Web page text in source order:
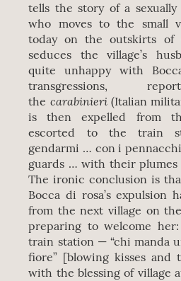
tells the story of a
who moves to the small
today on the outskirts of
seduces the village’s
quite unhappy with
transgressions,
the carabinieri(Italian
is then expelled from
escorted to the train
gendarmi … con i
guards … with their plumes
The ironic conclusion is
Bocca di rosa’s expulsion
from the next village on
preparing to welcome
train station — “chi manda
fiore” [blowing kisses
with the blessing of village